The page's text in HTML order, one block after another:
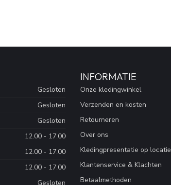
Gesloten
Gesloten
Gesloten
12.00 - 17.00
12.00 - 17.00
12.00 - 17.00
Gesloten
INFORMATIE
Onze kledingwinkel
Verzenden en kosten
Retourneren
Over ons
Kledingpresentatie op locatie
Klantenservice & Klachten
Betaalmethoden